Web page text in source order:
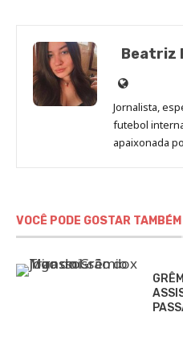
Beatriz
Site
de
Beatriz
Fabbri
Jornalista,
futebol
apaixonada
VOCÊ PODE GOSTAR TAMBÉM